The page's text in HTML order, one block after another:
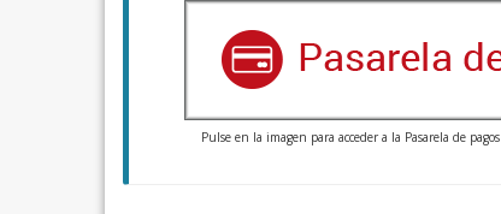
Pulse en la imagen para acceder a la Pasarela de pagos